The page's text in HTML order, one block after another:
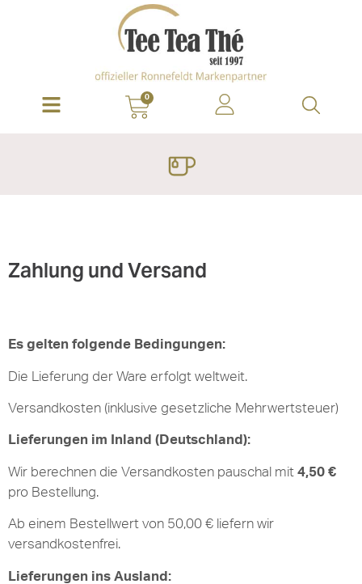
0
Zahlung und Versand
Es gelten folgende Bedingungen:
Die Lieferung der Ware erfolgt weltweit.
Versandkosten (inklusive gesetzliche Mehrwertsteuer)
Lieferungen im Inland (Deutschland):
Wir berechnen die Versandkosten pauschal mit 4,50 €
pro Bestellung.
Ab einem Bestellwert von 50,00 € liefern wir
versandkostenfrei.
Lieferungen ins Ausland: